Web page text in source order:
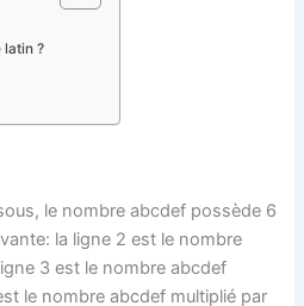
latin ?
le nombre abcdef possède 6
la ligne 2 est le nombre
3 est le nombre abcdef
le nombre abcdef multiplié par